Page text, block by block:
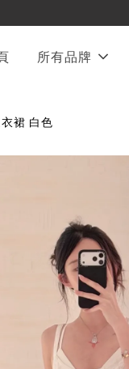
所有品牌
衣裙 白色